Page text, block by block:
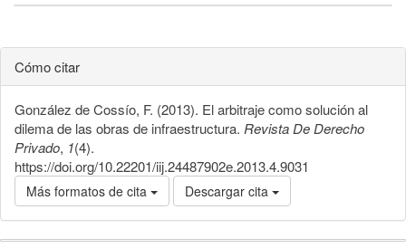
Cómo citar
González de Cossío, F. (2013). El arbitraje como solución al
dilema de las obras de infraestructura. Revista De Derecho
Privado, 1(4).
https://doi.org/10.22201/iij.24487902e.2013.4.9031
Más formatos de cita Descargar cita